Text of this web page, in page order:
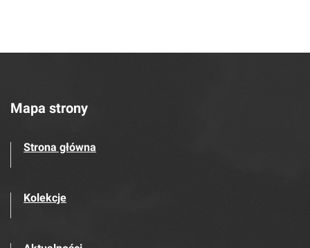
Mapa strony
Strona główna
Kolekcje